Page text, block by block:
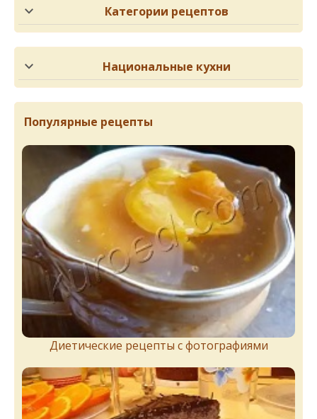
Категории рецептов
Национальные кухни
Популярные рецепты
Диетические рецепты с фотографиями